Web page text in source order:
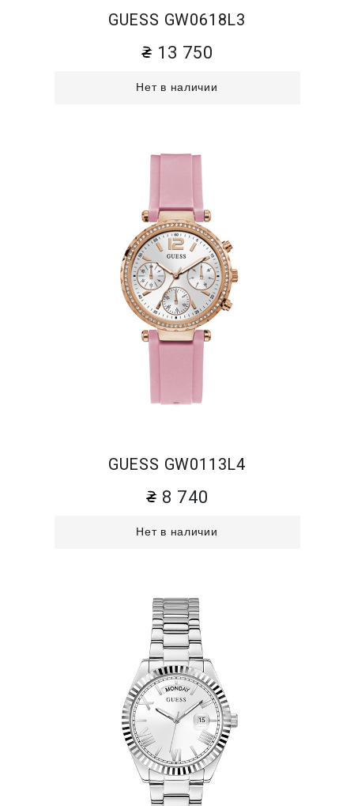
GUESS GW0618L3
13 750
Нет в наличии
GUESS GW0113L4
8 740
Нет в наличии